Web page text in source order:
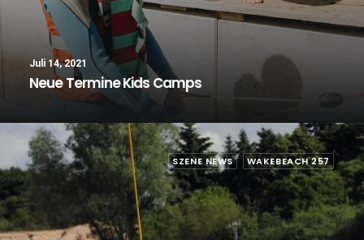
Juli 14, 2021
Neue Termine Kids Camps
SZENE NEWS WAKEBEACH 257